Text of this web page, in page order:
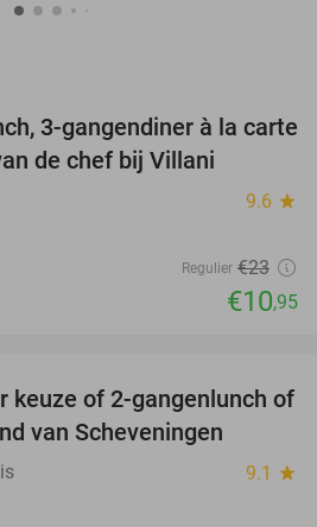
52%
3-gangendiner à la carte
de chef bij Villani
9.6 star
Regulier €23
€10,95
39%
keuze of 2-gangenlunch of
van Scheveningen
9.1 star